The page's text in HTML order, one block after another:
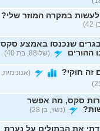
במקרה המוזר שלי?
שנכנסו באמצע סקס
ההורים
(שלי88, בת 40)
זה חוקי?
(אנונימית,
סקס, מה אפשר
(נשוי, בן 28)
את הבתולים על נערת